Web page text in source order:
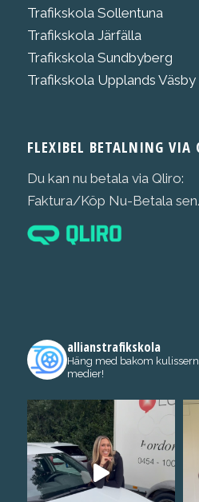
Trafikskola Sollentuna
Trafikskola Järfälla
Trafikskola Sundbyberg
Trafikskola Upplands Väsby
FLEXIBEL BETALNING VIA
Du kan nu betala via Qliro:
Faktura/Köp Nu-Betala
allianstrafikskola
Häng med bakom
medier!